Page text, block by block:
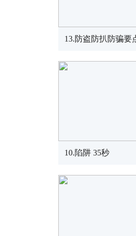
13.防盗防扒防骗要
10.陷阱 35秒